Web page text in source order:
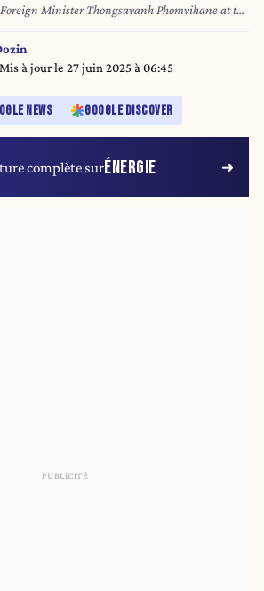
Minister Thongsavanh Phomvihane at the
Foreign Ministry. Credit: Gleb
Sipa USA
à jour le 27 juin 2025 à 06:45
NEWS GOOGLE DISCOVER
complète surÉNERGIE